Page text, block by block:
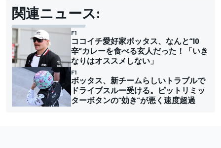
関連ニュース:
F1
ココイチ愛好家ボッタス、なんと“10
辛”カレーを食べる玄人だった！「いき
なりはオススメしない」
F1
ボッタス、新チームらしいトラブルで
ドライブスルー受ける。ピットリミッ
ターボタンの“効き”が悪く速度超過